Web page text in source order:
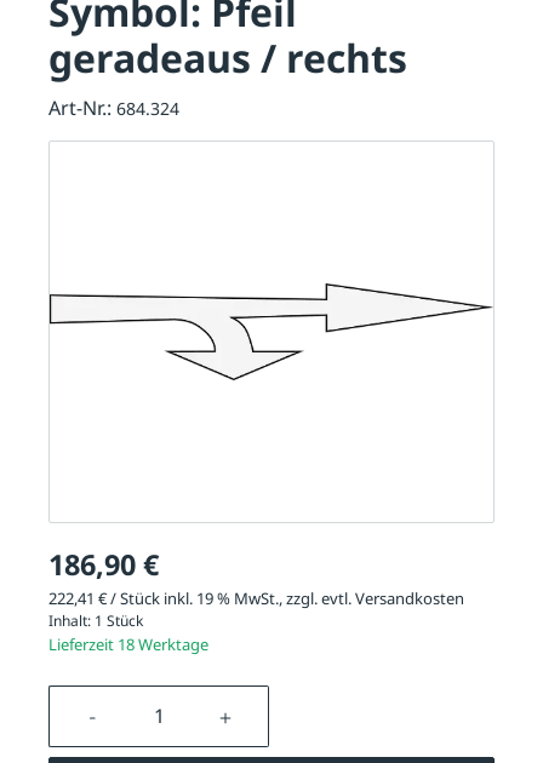
186,90 €
222,41 € / Stück inkl. 19 % MwSt., zzgl. evtl.Versandkosten
Inhalt: 1 Stück
Lieferzeit 18 Werktage
Produkt Anzahl: Gib den
Symbol: Pfeil
geradeaus / rechts
Art-Nr.: 684.324